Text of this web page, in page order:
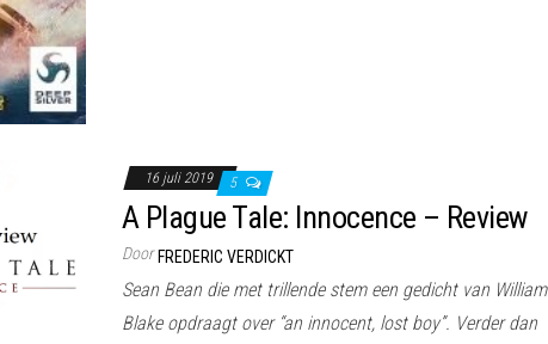
16 juli 2019 5
A Plague Tale: Innocence – Review
Door FREDERIC VERDICKT
Sean Bean die met trillende stem een gedicht van William
Blake opdraagt over “an innocent, lost boy”. Verder dan